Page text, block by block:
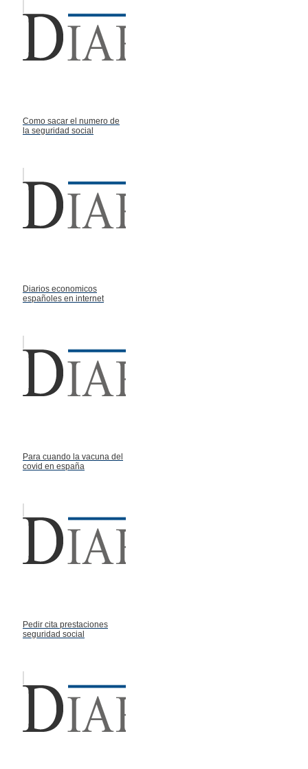
Como sacar el numero de
la seguridad social
Diarios economicos
españoles en internet
Para cuando la vacuna del
covid en españa
Pedir cita prestaciones
seguridad social